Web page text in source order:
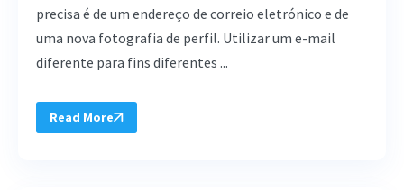
precisa é de um endereço de correio eletrónico e de
uma nova fotografia de perfil. Utilizar um e-mail
diferente para fins diferentes ...
Read More